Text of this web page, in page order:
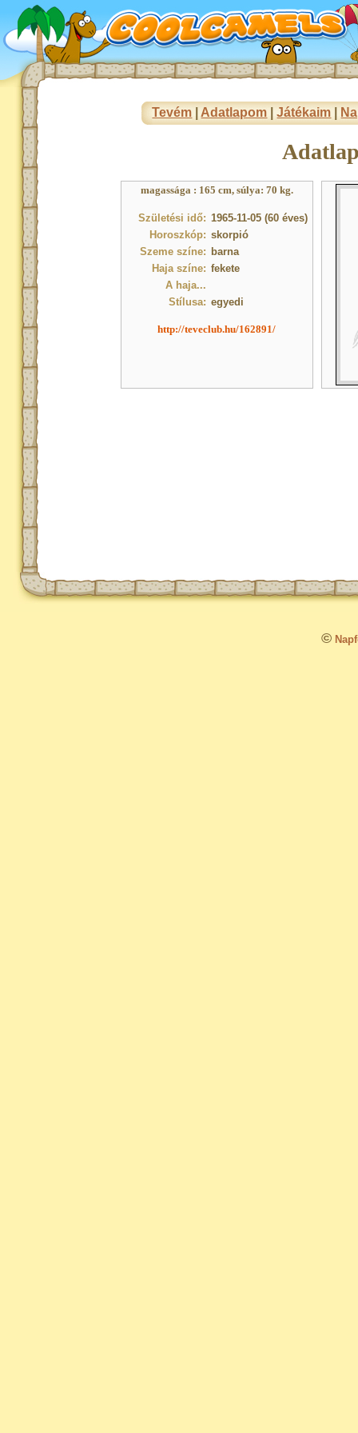
Tevém Adatlapom |Játékaim
magassága : 165 cm, súlya: 70 kg.
Születési idő: 1965-11-05 (60 éves)
Horoszkóp: skorpió
Szeme színe: barna
Haja színe: fekete
A haja...
Stílusa: egyedi
http://teveclub.hu/162891/
©